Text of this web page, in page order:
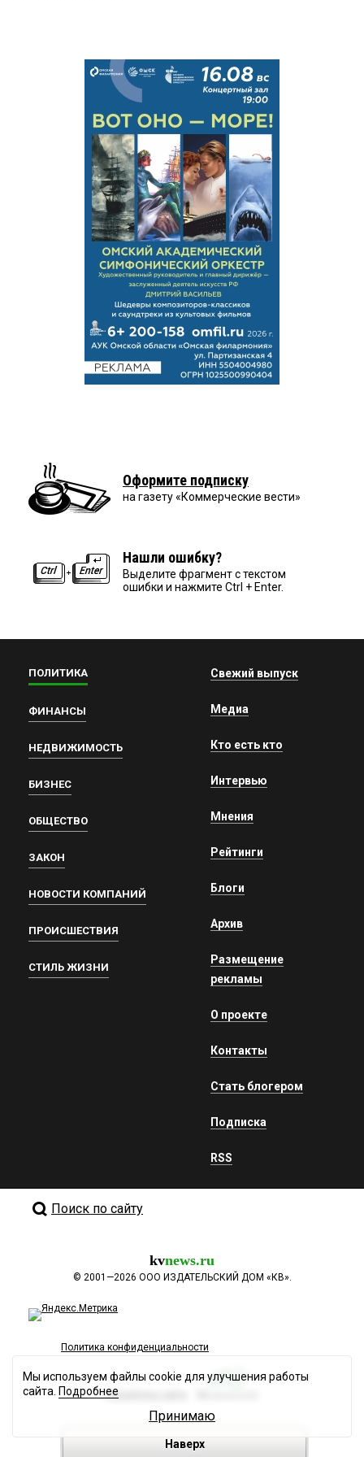
Оформите подписку
на газету «Коммерческие вести»
Нашли ошибку?
Выделите фрагмент с текстом
ошибки и нажмите Ctrl + Enter.
ПОЛИТИКА
ФИНАНСЫ
НЕДВИЖИМОСТЬ
БИЗНЕС
ОБЩЕСТВО
ЗАКОН
НОВОСТИ КОМПАНИЙ
ПРОИСШЕСТВИЯ
СТИЛЬ ЖИЗНИ
Свежий выпуск
Медиа
Кто есть кто
Интервью
Мнения
Рейтинги
Блоги
Архив
Размещение
рекламы
О проекте
Контакты
Стать блогером
Подписка
RSS
Поиск по сайту
kvnews.ru
© 2001—2026 ООО ИЗДАТЕЛЬСКИЙ ДОМ «КВ».
Политика конфиденциальности
Разработка сайта
Наверх
Мы используем файлы cookie для улучшения работы
сайта. Подробнее
Принимаю